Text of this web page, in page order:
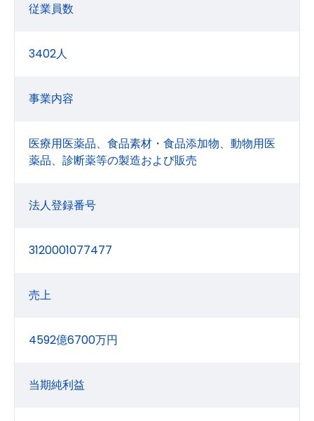
従業員数
3402人
事業内容
医療用医薬品、食品素材・食品添加物、動物用医
薬品、診断薬等の製造および販売
法人登録番号
3120001077477
売上
4592億6700万円
当期純利益